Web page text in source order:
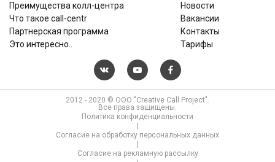
Преимущества колл-центра
Что такое call-centr
Партнерская программа
Это интересно..
Новости
Вакансии
Контакты
Тарифы
2012 - 2020 © ООО "Creative Call Project".
Все права защищены.
Политика конфиденциальности
Согласие на обработку персональных данных
Согласие на рекламную рассылку